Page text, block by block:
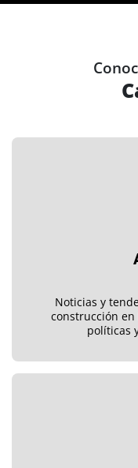
Noticias y
construcción
políticas